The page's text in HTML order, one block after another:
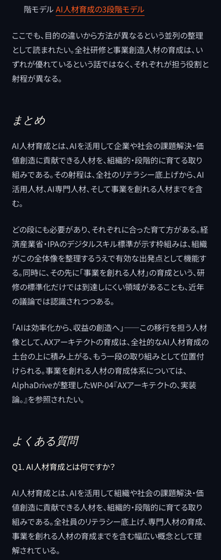
階モデル AI人材育成の3段階モデル
ここでも、目的の違いから方法が異なるという並列の整理
として読まれたい。全社研修と事業創造人材の育成は、い
ずれが優れているという話ではなく、それぞれが担う役割と
射程が異なる。
まとめ
AI人材育成とは、AIを活用して企業や社会の課題解決・価
値創造に貢献できる人材を、組織的・段階的に育てる取り
組みである。その射程は、全社のリテラシー底上げから、AI
活用人材、AI専門人材、そして事業を創れる人材までを含
む。
どの段にも必要があり、それぞれに合った育て方がある。経
済産業省・IPAのデジタルスキル標準が示す枠組みは、組織
がこの全体像を整理するうえで有効な出発点として機能す
る。同時に、その先に「事業を創れる人材」の育成という、研
修の標準化だけでは到達しにくい領域があることも、近年
の議論では認識されつつある。
「AIは効率化から、収益の創造へ」――この移行を担う人材
像として、AXアーキテクトの育成は、全社的なAI人材育成の
土台の上に積み上がる、もう一段の取り組みとして位置付
けられる。事業を創れる人材の育成体系については、
AlphaDriveが整理したWP-04『AXアーキテクトの、実装
論。』を参照されたい。
よくある質問
Q1. AI人材育成とは何ですか？
AI人材育成とは、AIを活用して組織や社会の課題解決・価
値創造に貢献できる人材を、組織的・段階的に育てる取り
組みである。全社員のリテラシー底上げ、専門人材の育成、
事業を創れる人材の育成までを含む幅広い概念として理
解されている。